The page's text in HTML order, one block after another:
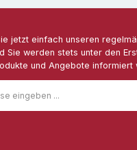
jetzt einfach unseren
Sie werden stets unter den
und Angebote informiert